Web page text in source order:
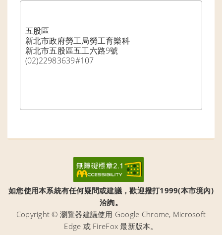
五股區
新北市政府勞工局勞工育樂科
新北市五股區五工六路9號
(02)22983639#107
如您使用本系統有任何疑問或建議，歡迎撥打1999(本市境內)
洽詢。
Copyright © 瀏覽器建議使用 Google Chrome, Microsoft
Edge 或 FireFox 最新版本。